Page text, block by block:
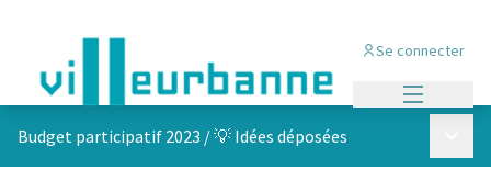
Se connecter
Budget participatif 2023 /💡 Idées déposées